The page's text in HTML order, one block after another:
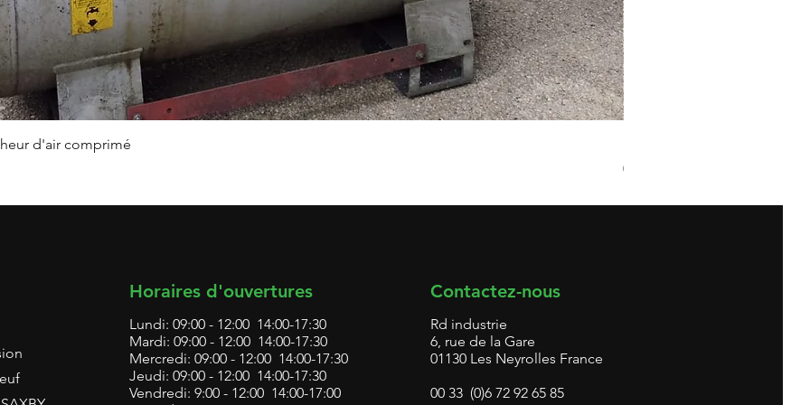
d'air comprimé
Prix
0,00 €
Horaires d'ouvertures
Lundi: 09:00 - 12:00 14:00-17:30
Mardi: 09:00 - 12:00 14:00-17:30
Mercredi: 09:00 - 12:00 14:00-17:30
Jeudi: 09:00 - 12:00 14:00-17:30
Vendredi: 9:00 - 12:00 14:00-17:00
Contactez-nous
Rd industrie
6, rue de la Gare
01130 Les Neyrolles France
00 33 (0)6 72 92 65 85